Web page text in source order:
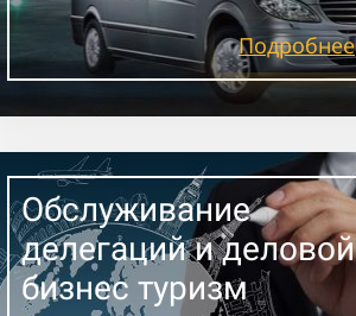
Подробнее
Обслуживание
делегаций и деловой
бизнес туризм